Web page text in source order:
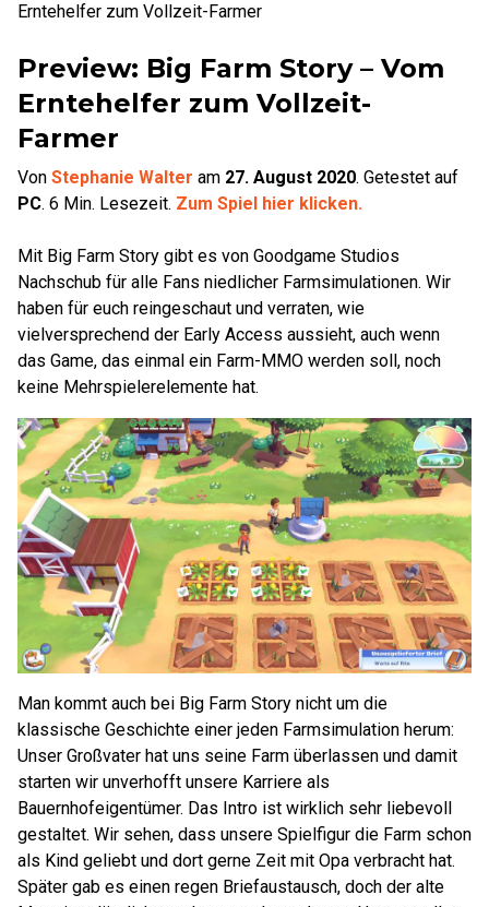
Erntehelfer zum Vollzeit-Farmer
Preview: Big Farm Story – Vom
Erntehelfer zum Vollzeit-
Farmer
Von Stephanie Walter am 27. August 2020. Getestet auf
PC. 6 Min. Lesezeit. Zum Spiel hier klicken.
Mit Big Farm Story gibt es von Goodgame Studios
Nachschub für alle Fans niedlicher Farmsimulationen. Wir
haben für euch reingeschaut und verraten, wie
vielversprechend der Early Access aussieht, auch wenn
das Game, das einmal ein Farm-MMO werden soll, noch
keine Mehrspielerelemente hat.
Man kommt auch bei Big Farm Story nicht um die
klassische Geschichte einer jeden Farmsimulation herum:
Unser Großvater hat uns seine Farm überlassen und damit
starten wir unverhofft unsere Karriere als
Bauernhofeigentümer. Das Intro ist wirklich sehr liebevoll
gestaltet. Wir sehen, dass unsere Spielfigur die Farm schon
als Kind geliebt und dort gerne Zeit mit Opa verbracht hat.
Später gab es einen regen Briefaustausch, doch der alte